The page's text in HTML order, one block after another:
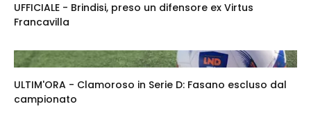
UFFICIALE - Brindisi, preso un difensore ex Virtus
Francavilla
ULTIM'ORA - Clamoroso in Serie D: Fasano escluso dal
campionato